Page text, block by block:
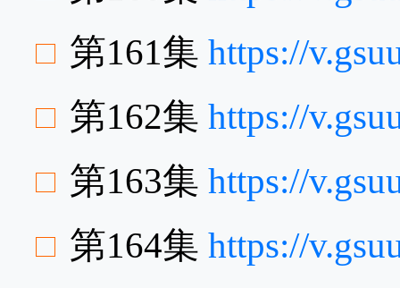
第161集 https://
第162集 https://
第163集 https://
第164集 https://